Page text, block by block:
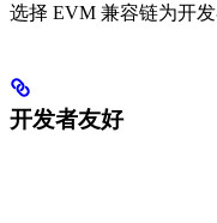
选择 EVM 兼容链为开
开发者友好